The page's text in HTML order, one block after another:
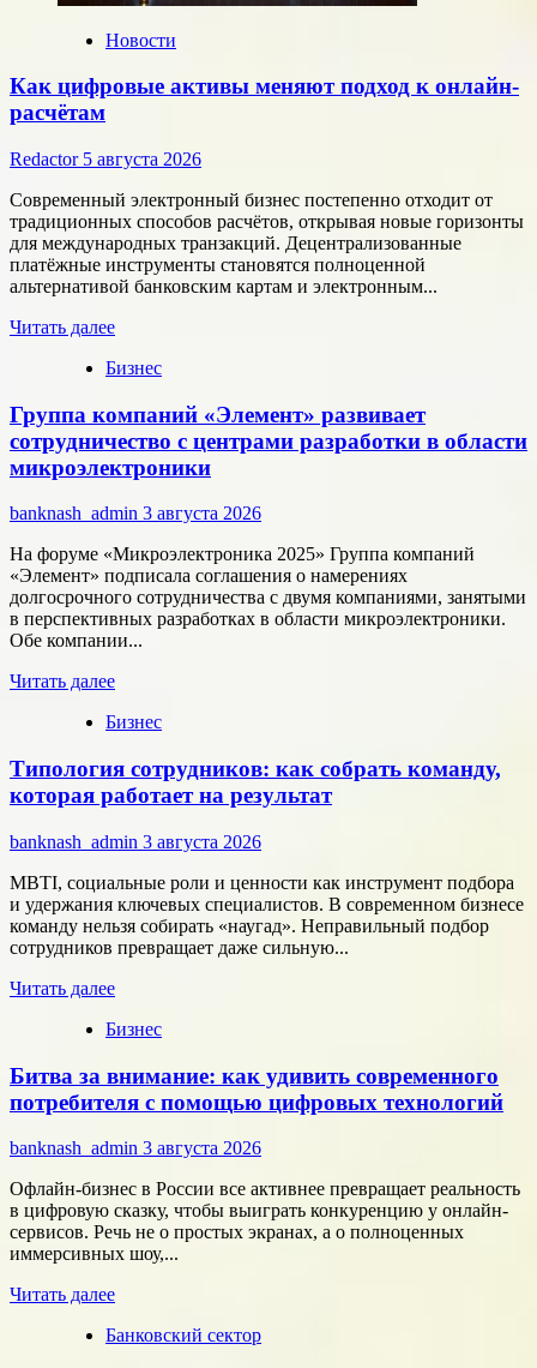
Новости
Как цифровые активы меняют подход к онлайн-
расчётам
Redactor 5 августа 2026
Современный электронный бизнес постепенно отходит от
традиционных способов расчётов, открывая новые горизонты
для международных транзакций. Децентрализованные
платёжные инструменты становятся полноценной
альтернативой банковским картам и электронным...
Читать далееПрочитать
о
цифровые
активы
меняют
подход
онлайн-
Бизнес
Группа компаний «Элемент» развивает
сотрудничество с центрами разработки в области
микроэлектроники
banknash_admin 3 августа 2026
На форуме «Микроэлектроника 2025» Группа компаний
«Элемент» подписала соглашения о намерениях
долгосрочного сотрудничества с двумя компаниями, занятыми
в перспективных разработках в области микроэлектроники.
Обе компании...
Читать далееПрочитать
о
компаний
«Элемент»
развивает
сотрудничество
с
центрами
разработки
в
области
микроэлектроники
Бизнес
Типология сотрудников: как собрать команду,
которая работает на результат
banknash_admin 3 августа 2026
MBTI, социальные роли и ценности как инструмент подбора
и удержания ключевых специалистов. В современном бизнесе
команду нельзя собирать «наугад». Неправильный подбор
сотрудников превращает даже сильную...
Читать далееПрочитать
о
сотрудников:
как
собрать
команду,
которая
работает
на
результат
Бизнес
Битва за внимание: как удивить современного
потребителя с помощью цифровых технологий
banknash_admin 3 августа 2026
Офлайн-бизнес в России все активнее превращает реальность
в цифровую сказку, чтобы выиграть конкуренцию у онлайн-
сервисов. Речь не о простых экранах, а о полноценных
иммерсивных шоу,...
Читать далееПрочитать
о
Банковский сектор